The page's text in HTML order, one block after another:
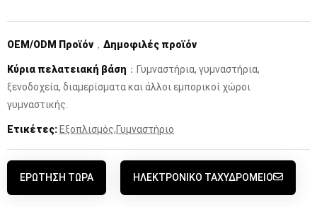
OEM/ODM Προϊόν ， Δημοφιλές προϊόν
Κύρια πελατειακή βάση ：Γυμναστήρια, γυμναστήρια,
ξενοδοχεία, διαμερίσματα και άλλοι εμπορικοί χώροι
γυμναστικής.
Ετικέτες: Εξοπλισμός,Γυμναστήριο
ΕΡΏΤΗΣΗ ΤΏΡΑ ΗΛΕΚΤΡΟΝΙΚΌ ΤΑΧΥΔΡΟΜΕΊΟ